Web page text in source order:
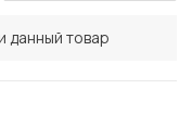
данный товар